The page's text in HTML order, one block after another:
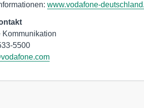
www.vodafone-
Kommunikation